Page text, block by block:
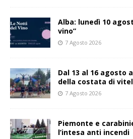
Alba: lunedì 10
vino”
7 Agosto 2026
Dal 13 al 16 agosto
della costata di
7 Agosto 2026
Piemonte e
l’intesa anti incendi